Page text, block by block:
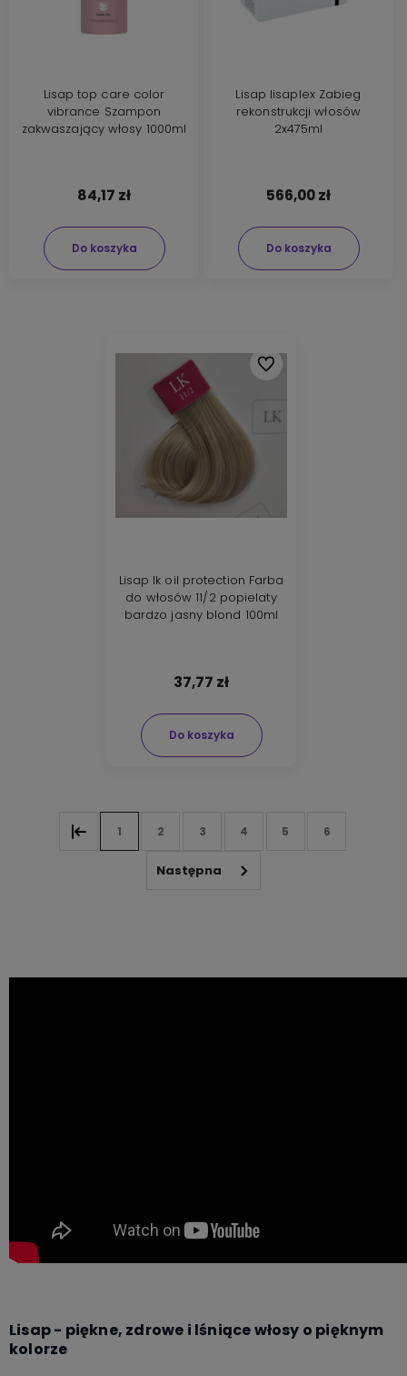
Lisap top care color
vibrance Szampon
zakwaszający włosy 1000ml
84,17 zł
Do koszyka
Lisap lisaplex Zabieg
rekonstrukcji włosów
2x475ml
566,00 zł
Do koszyka
Lisap lk oil protection Farba
do włosów 11/2 popielaty
bardzo jasny blond 100ml
37,77 zł
Do koszyka
Do ulubionych
1 2 3 4 5 6
Lisap - piękne, zdrowe i lśniące włosy o pięknym
kolorze